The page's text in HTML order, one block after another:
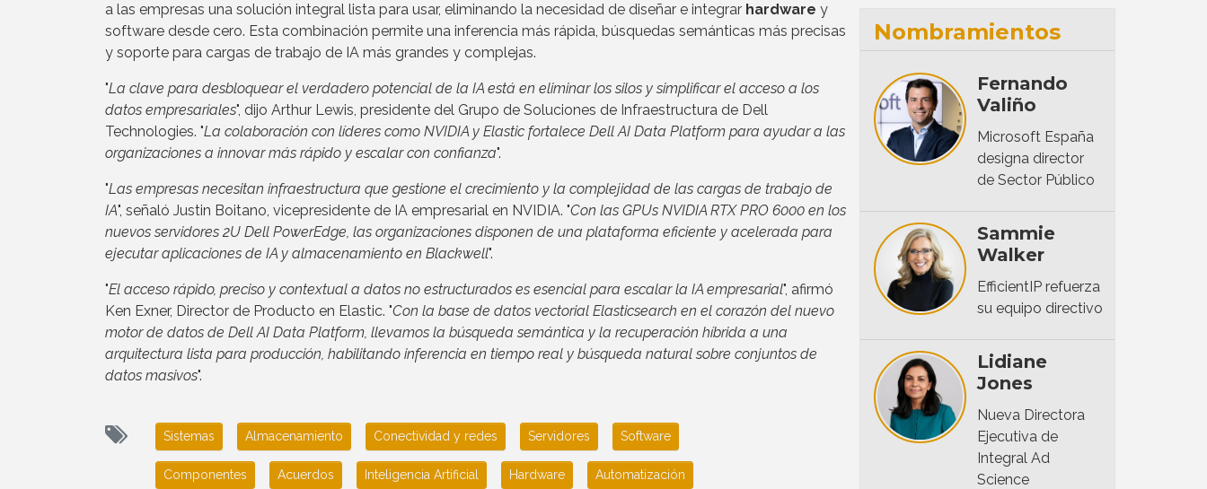
a las empresas una solución integral lista para usar, eliminando la necesidad de diseñar e integrar hardware y
software desde cero. Esta combinación permite una inferencia más rápida, búsquedas semánticas más precisas
y soporte para cargas de trabajo de IA más grandes y complejas.
"La clave para desbloquear el verdadero potencial de la IA está en eliminar los silos y simplificar el acceso a los
datos empresariales", dijo Arthur Lewis, presidente del Grupo de Soluciones de Infraestructura de Dell
Technologies. "La colaboración con líderes como NVIDIA y Elastic fortalece Dell AI Data Platform para ayudar a las
organizaciones a innovar más rápido y escalar con confianza".
"Las empresas necesitan infraestructura que gestione el crecimiento y la complejidad de las cargas de trabajo de
IA", señaló Justin Boitano, vicepresidente de IA empresarial en NVIDIA. "Con las GPUs NVIDIA RTX PRO 6000 en los
nuevos servidores 2U Dell PowerEdge, las organizaciones disponen de una plataforma eficiente y acelerada para
ejecutar aplicaciones de IA y almacenamiento en Blackwell".
"El acceso rápido, preciso y contextual a datos no estructurados es esencial para escalar la IA empresarial", afirmó
Ken Exner, Director de Producto en Elastic. "Con la base de datos vectorial Elasticsearch en el corazón del nuevo
motor de datos de Dell AI Data Platform, llevamos la búsqueda semántica y la recuperación híbrida a una
arquitectura lista para producción, habilitando inferencia en tiempo real y búsqueda natural sobre conjuntos de
datos masivos".
Sistemas Almacenamiento Conectividad y redes Servidores Software
Componentes Acuerdos Inteligencia Artificial Hardware Automatización
Nombramientos
Fernando
Valiño
Microsoft España
designa director
de Sector Público
Sammie
Walker
EfficientIP refuerza
su equipo directivo
Lidiane
Jones
Nueva Directora
Ejecutiva de
Integral Ad
Science